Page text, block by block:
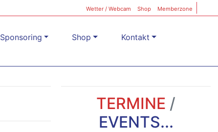
Wetter / Webcam Shop Memberzone
Sponsoring Shop Kontakt
TERMINE /
EVENTS...